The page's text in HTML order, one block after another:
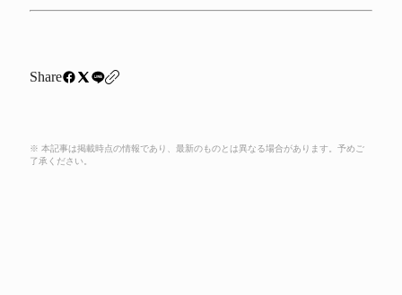
Share
※ 本記事は掲載時点の情報であり、最新のものとは異なる場合があります。予めご
了承ください。